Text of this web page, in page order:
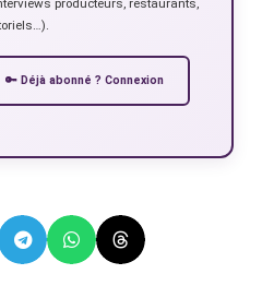
🔑 Déjà abonné ? Connexion